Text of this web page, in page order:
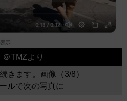
TMZより
きます。画像（3/8）
ルで次の写真に